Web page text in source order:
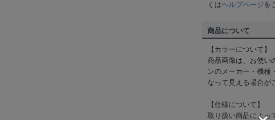
くはヘルプページを
商品について
【カラーについて】
商品画像は、お使い
ンのメーカー・機種
なって見える場合が
【仕様について】
取り扱い商品によっ